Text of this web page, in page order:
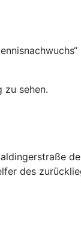
zu sehen.
des